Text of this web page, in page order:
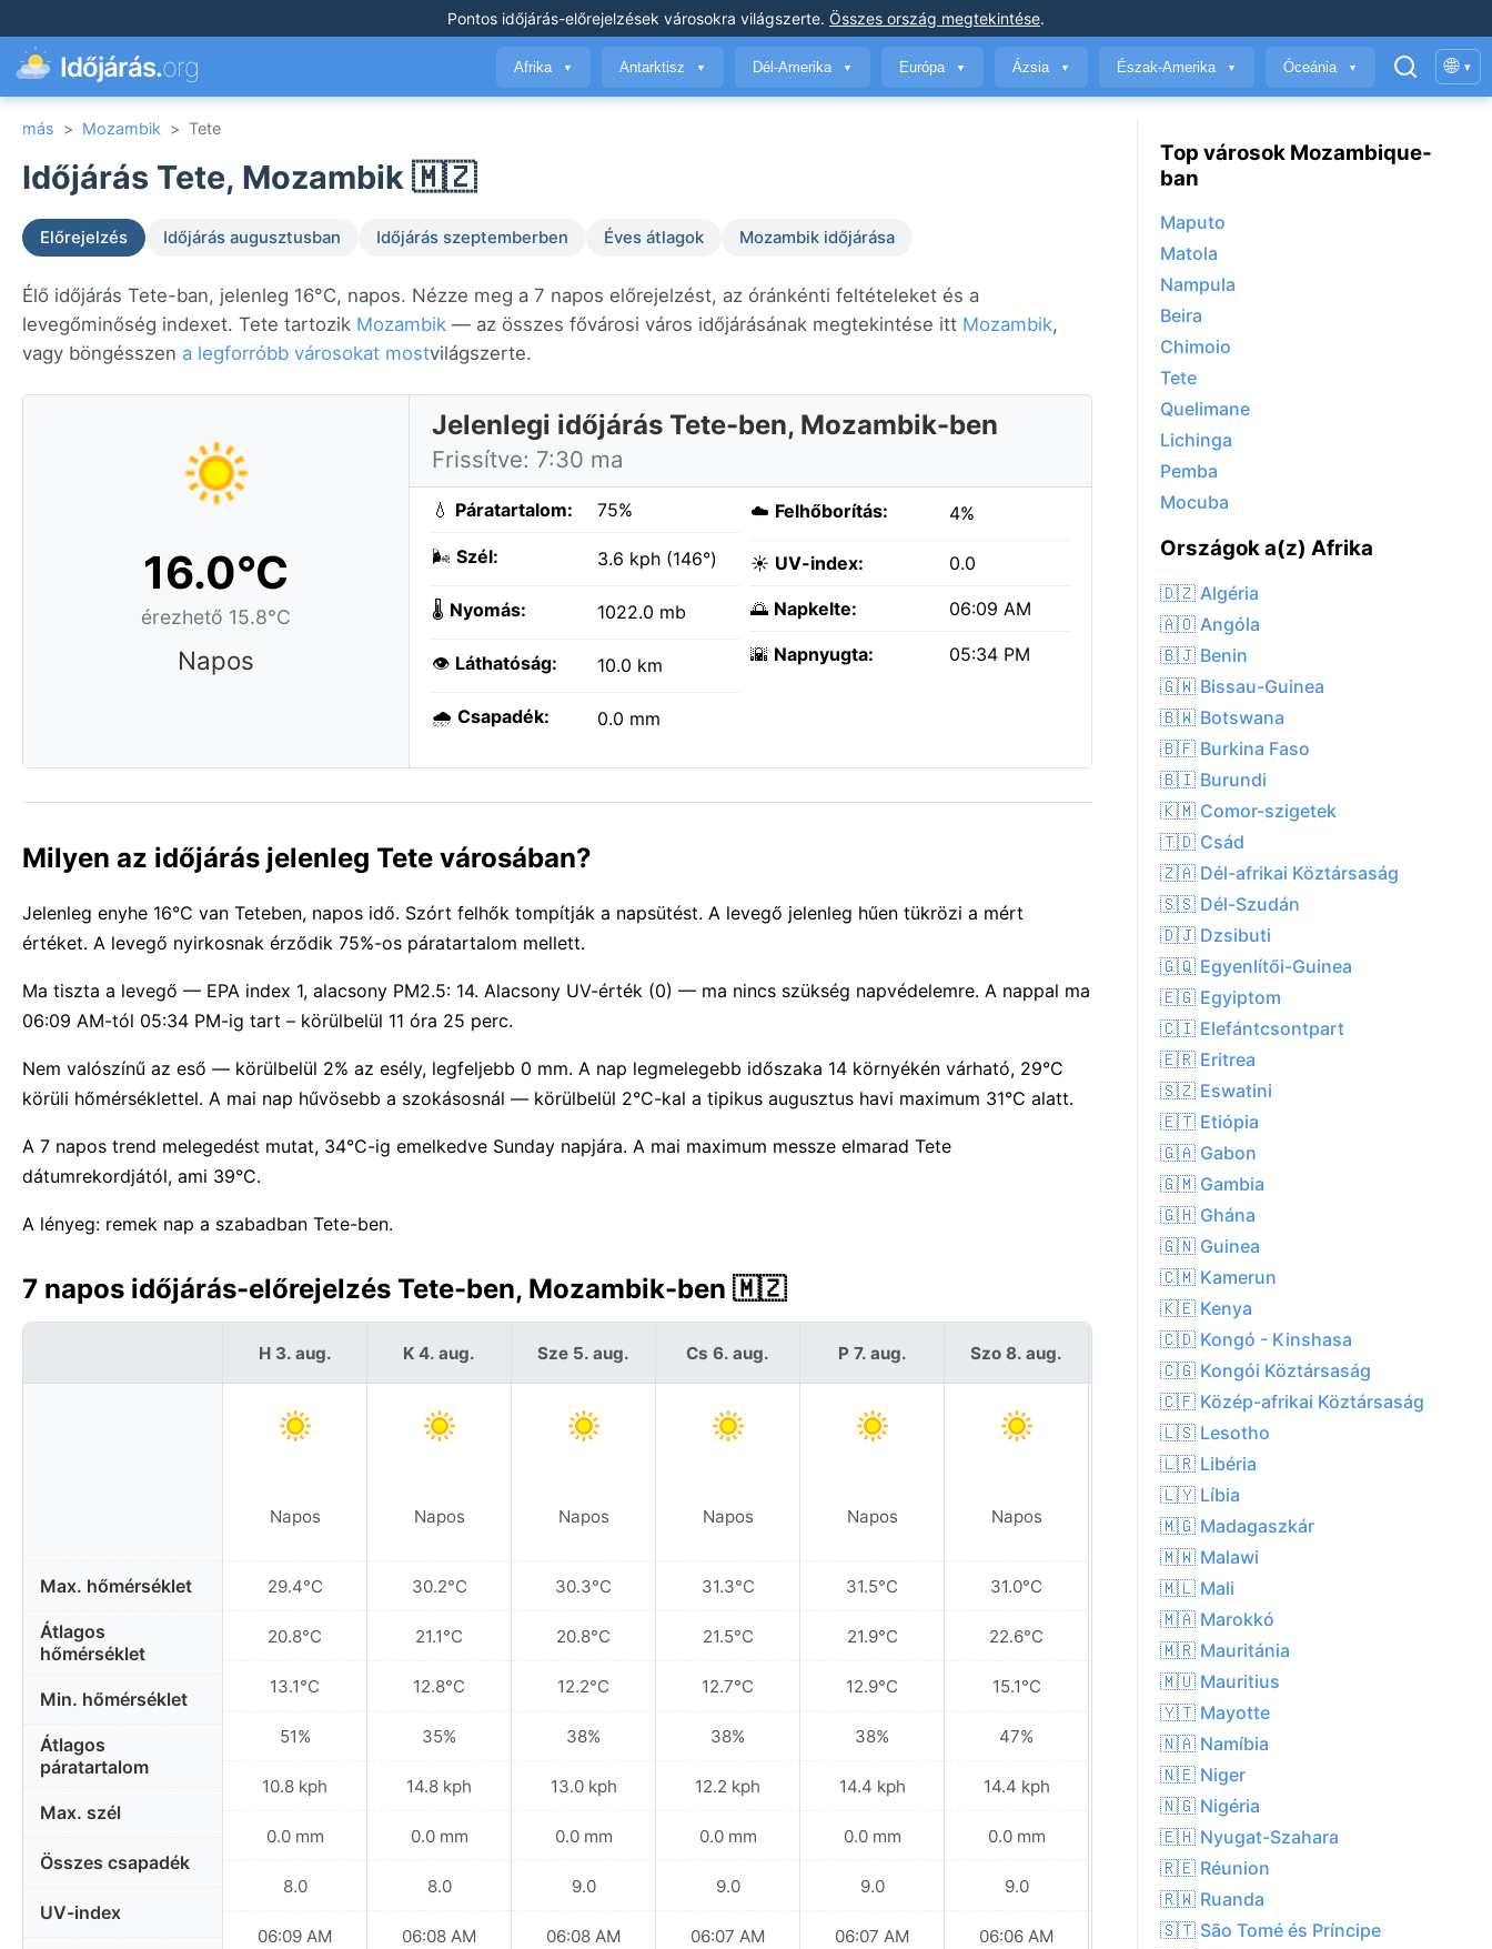
Pontos időjárás-előrejelzések városokra világszerte. Összes ország megtekintése.
Időjárás.org Afrika ▼ Antarktisz ▼ Dél-Amerika ▼ Európa ▼ Ázsia ▼ Észak-Amerika ▼ Óceánia ▼ 🌐 ▾
más > Mozambik > Tete
Időjárás Tete, Mozambik 🇲🇿
Előrejelzés Időjárás augusztusban Időjárás szeptemberben Éves átlagok Mozambik időjárása
Élő időjárás Tete-ban, jelenleg 16°C, napos. Nézze meg a 7 napos előrejelzést, az óránkénti feltételeket és a
levegőminőség indexet. Tete tartozik Mozambik — az összes fővárosi város időjárásának megtekintése itt Mozambik,
vagy böngésszen a legforróbb városokat mostvilágszerte.
16.0°C
érezhető 15.8°C
Napos
Jelenlegi időjárás Tete-ben, Mozambik-ben
Frissítve: 7:30 ma
💧 Páratartalom: 75%
🌬️ Szél: 3.6 kph (146°)
🌡️ Nyomás: 1022.0 mb
👁️ Láthatóság: 10.0 km
🌧️ Csapadék: 0.0 mm
☁️ Felhőborítás: 4%
☀️ UV-index: 0.0
🌅 Napkelte: 06:09 AM
🌇 Napnyugta: 05:34 PM
Milyen az időjárás jelenleg Tete városában?
Jelenleg enyhe 16°C van Teteben, napos idő. Szórt felhők tompítják a napsütést. A levegő jelenleg hűen tükrözi a mért
értéket. A levegő nyirkosnak érződik 75%-os páratartalom mellett.
Ma tiszta a levegő — EPA index 1, alacsony PM2.5: 14. Alacsony UV-érték (0) — ma nincs szükség napvédelemre. A nappal ma
06:09 AM-tól 05:34 PM-ig tart – körülbelül 11 óra 25 perc.
Nem valószínű az eső — körülbelül 2% az esély, legfeljebb 0 mm. A nap legmelegebb időszaka 14 környékén várható, 29°C
körüli hőmérséklettel. A mai nap hűvösebb a szokásosnál — körülbelül 2°C-kal a tipikus augusztus havi maximum 31°C alatt.
A 7 napos trend melegedést mutat, 34°C-ig emelkedve Sunday napjára. A mai maximum messze elmarad Tete
dátumrekordjától, ami 39°C.
A lényeg: remek nap a szabadban Tete-ben.
7 napos időjárás-előrejelzés Tete-ben, Mozambik-ben 🇲🇿
Max. hőmérséklet
Átlagos
hőmérséklet
Min. hőmérséklet
Átlagos
páratartalom
Max. szél
Összes csapadék
UV-index
H 3. aug.
Napos
29.4°C
20.8°C
13.1°C
51%
10.8 kph
0.0 mm
8.0
06:09 AM
K 4. aug.
Napos
30.2°C
21.1°C
12.8°C
35%
14.8 kph
0.0 mm
8.0
06:08 AM
Sze 5. aug.
Napos
30.3°C
20.8°C
12.2°C
38%
13.0 kph
0.0 mm
9.0
06:08 AM
Cs 6. aug.
Napos
31.3°C
21.5°C
12.7°C
38%
12.2 kph
0.0 mm
9.0
06:07 AM
P 7. aug.
Napos
31.5°C
21.9°C
12.9°C
38%
14.4 kph
0.0 mm
9.0
06:07 AM
Szo 8. aug.
Napos
31.0°C
22.6°C
15.1°C
47%
14.4 kph
0.0 mm
9.0
06:06 AM
V 9. aug.
Napos
33.7°C
15.6°C
43%
10.8 kph
0.0 mm
9.0
06:06 AM
Top városok Mozambique-
ban
Maputo
Matola
Nampula
Beira
Chimoio
Tete
Quelimane
Lichinga
Pemba
Mocuba
Országok a(z) Afrika
🇩🇿 Algéria
🇦🇴 Angóla
🇧🇯 Benin
🇬🇼 Bissau-Guinea
🇧🇼 Botswana
🇧🇫 Burkina Faso
🇧🇮 Burundi
🇰🇲 Comor-szigetek
🇹🇩 Csád
🇿🇦 Dél-afrikai Köztársaság
🇸🇸 Dél-Szudán
🇩🇯 Dzsibuti
🇬🇶 Egyenlítői-Guinea
🇪🇬 Egyiptom
🇨🇮 Elefántcsontpart
🇪🇷 Eritrea
🇸🇿 Eswatini
🇪🇹 Etiópia
🇬🇦 Gabon
🇬🇲 Gambia
🇬🇭 Ghána
🇬🇳 Guinea
🇨🇲 Kamerun
🇰🇪 Kenya
🇨🇩 Kongó - Kinshasa
🇨🇬 Kongói Köztársaság
🇨🇫 Közép-afrikai Köztársaság
🇱🇸 Lesotho
🇱🇷 Libéria
🇱🇾 Líbia
🇲🇬 Madagaszkár
🇲🇼 Malawi
🇲🇱 Mali
🇲🇦 Marokkó
🇲🇷 Mauritánia
🇲🇺 Mauritius
🇾🇹 Mayotte
🇳🇦 Namíbia
🇳🇪 Niger
🇳🇬 Nigéria
🇪🇭 Nyugat-Szahara
🇷🇪 Réunion
🇷🇼 Ruanda
🇸🇹 São Tomé és Príncipe